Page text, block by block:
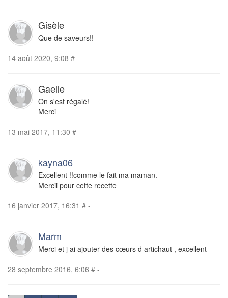
Gisèle
Que de saveurs!!
14 août 2020, 9:08 # -
Gaelle
On s'est régalé!
Merci
13 mai 2017, 11:30 # -
kayna06
Excellent !!comme le fait ma maman.
Mercii pour cette recette
16 janvier 2017, 16:31 # -
Marm
Merci et j ai ajouter des cœurs d artichaut , excellent
28 septembre 2016, 6:06 # -